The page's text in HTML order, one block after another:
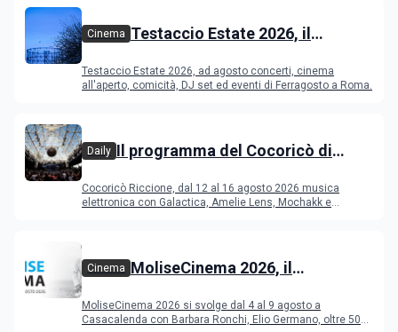
Cinema Testaccio Estate 2026, il
Ferragosto
Testaccio Estate 2026, ad agosto concerti, cinema
all'aperto, comicità, DJ set ed eventi di Ferragosto a Roma.
Daily Il programma del Cocoricò di
Cocoricò Riccione, dal 12 al 16 agosto 2026 musica
elettronica con Galactica, Amelie Lens, Mochakk e
Cinema MoliseCinema 2026, il
MoliseCinema 2026 si svolge dal 4 al 9 agosto a
Casacalenda con Barbara Ronchi, Elio Germano, oltre 50